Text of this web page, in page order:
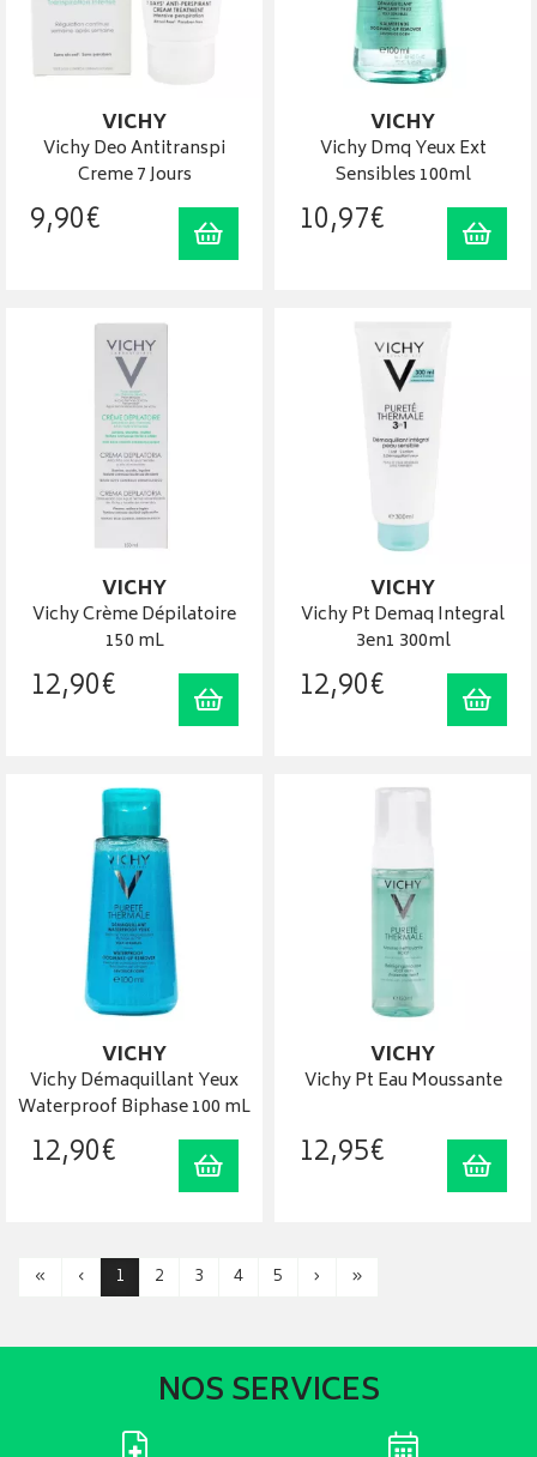
VICHY
Vichy Deo Antitranspi
Creme 7 Jours
9,90€ Ajouter au panier
VICHY
Vichy Dmq Yeux Ext
Sensibles 100ml
10,97€
VICHY
Vichy Crème Dépilatoire
150 mL
12,90€ Ajouter au panier
VICHY
Vichy Pt Demaq Integral
3en1 300ml
12,90€
VICHY
Vichy Démaquillant Yeux
Waterproof Biphase 100 mL
12,90€ Ajouter au panier
VICHY
Vichy Pt Eau Moussante
12,95€
« ‹ 1 2 3 4 5 › »
NOS SERVICES